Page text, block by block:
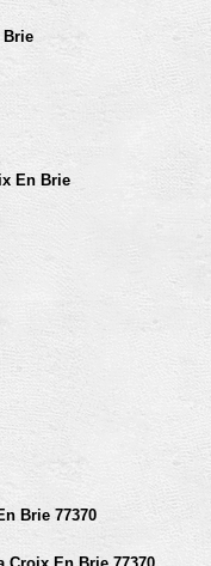
Brie
En Brie
Brie 77370